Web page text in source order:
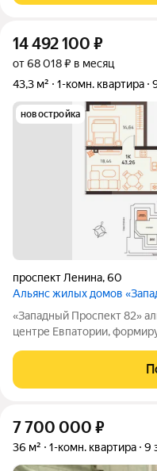
14 492 100 ₽
от 68 018 ₽ в месяц
43,3 м²
1-комн. квартира
новостройка
проспект Ленина,60
Альянс жилых домов
«Западный Проспект 82» альянс жилых домов бизнес-класса в
центре Евпатории,
городской среды и
работать, развиваться и
7 700 000 ₽
36 м² 1-комн. квартира 9